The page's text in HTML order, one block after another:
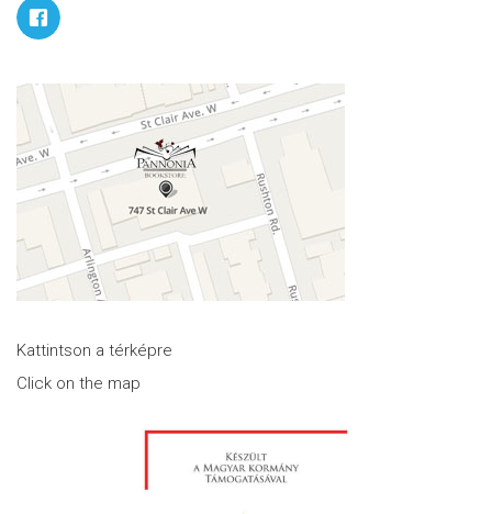
Kattintson a térképre
Click on the map